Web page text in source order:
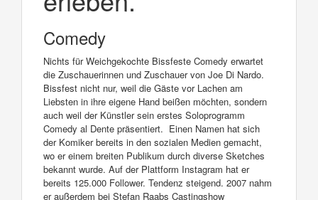
Comedy
Nichts für Weichgekochte Bissfeste Comedy erwartet
die Zuschauerinnen und Zuschauer von Joe Di Nardo.
Bissfest nicht nur, weil die Gäste vor Lachen am
Liebsten in ihre eigene Hand beißen möchten, sondern
auch weil der Künstler sein erstes Soloprogramm
Comedy al Dente präsentiert. Einen Namen hat sich
der Komiker bereits in den sozialen Medien gemacht,
wo er einem breiten Publikum durch diverse Sketches
bekannt wurde. Auf der Plattform Instagram hat er
bereits 125.000 Follower. Tendenz steigend. 2007 nahm
er außerdem bei Stefan Raabs Castingshow